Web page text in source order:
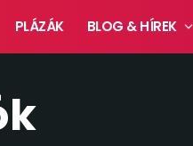
PLÁZÁK BLOG & HÍREK